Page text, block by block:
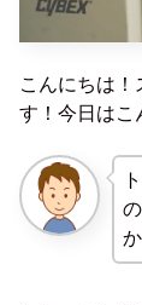
こんにちは
す！今日はこ